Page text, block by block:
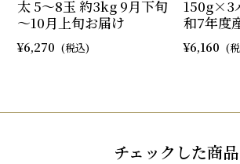
太 5～8玉 約3kg 9月下旬
～10月上旬お届け
6,270
150g×3
和7年度
6,160
チェックした商品